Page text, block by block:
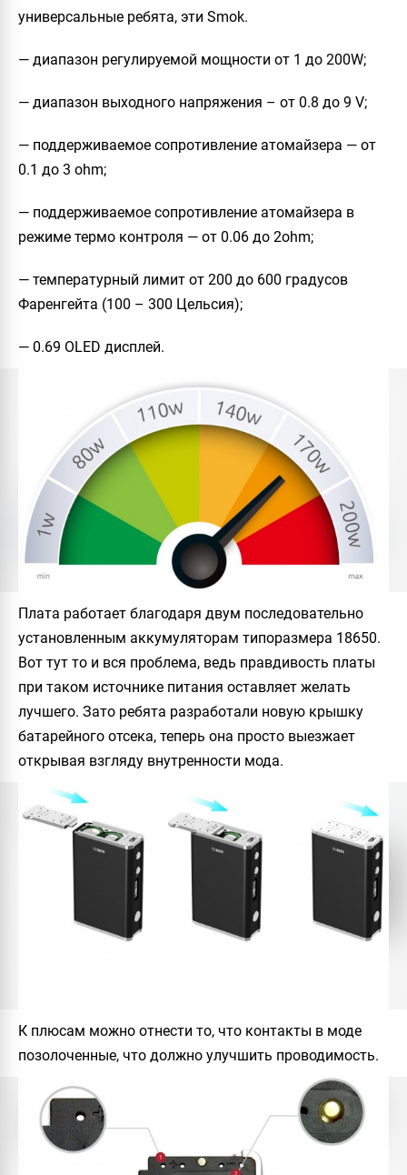
универсальные ребята, эти Smok.
— диапазон регулируемой мощности от 1 до 200W;
— диапазон выходного напряжения – от 0.8 до 9 V;
— поддерживаемое сопротивление атомайзера — от
0.1 до 3 ohm;
— поддерживаемое сопротивление атомайзера в
режиме термо контроля — от 0.06 до 2ohm;
— температурный лимит от 200 до 600 градусов
Фаренгейта (100 – 300 Цельсия);
— 0.69 OLED дисплей.
Плата работает благодаря двум последовательно
установленным аккумуляторам типоразмера 18650.
Вот тут то и вся проблема, ведь правдивость платы
при таком источнике питания оставляет желать
лучшего. Зато ребята разработали новую крышку
батарейного отсека, теперь она просто выезжает
открывая взгляду внутренности мода.
К плюсам можно отнести то, что контакты в моде
позолоченные, что должно улучшить проводимость.